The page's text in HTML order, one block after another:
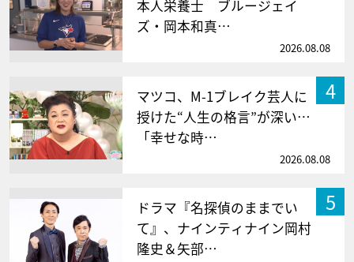
本人栄養士 ブルージェイ
ズ・岡本和真…
2026.08.08
4
マツコ、M-1ブレイク芸人に
授けた“人生の格言”が深い…
「幸せな時…
2026.08.08
5
ドラマ『名探偵のままでい
て』、ナインティナイン岡村
隆史＆矢部…